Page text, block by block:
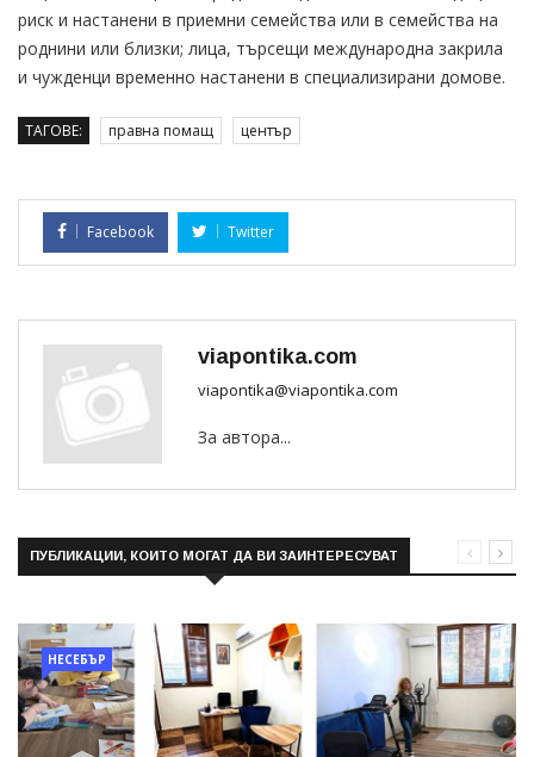
риск и настанени в приемни семейства или в семейства на
роднини или близки; лица, търсещи международна закрила
и чужденци временно настанени в специализирани домове.
ТАГОВЕ: правна помащ център
Facebook Twitter
viapontika.com
viapontika@viapontika.com
За автора...
ПУБЛИКАЦИИ, КОИТО МОГАТ ДА ВИ ЗАИНТЕРЕСУВАТ
НЕСЕБЪР